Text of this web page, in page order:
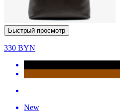
Быстрый просмотр
330 BYN
New